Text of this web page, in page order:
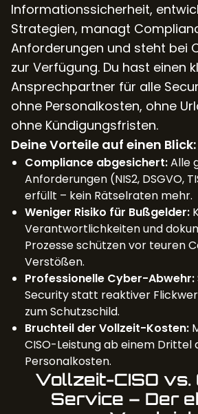
Informationssicherheit,
Strategien, managt
Anforderungen und steht bei
zur Verfügung. Du hast einen
Ansprechpartner für alle
ohne Personalkosten, ohne
ohne Kündigungsfristen.
Deine Vorteile auf einen Blick:
Compliance abgesichert:Alle
Anforderungen (NIS2, DSGVO,
erfüllt – kein Rätselraten mehr.
Weniger Risiko für Bußgelder:
Verantwortlichkeiten und
Prozesse schützen vor teuren
Verstößen.
Professionelle Cyber-Abwehr:
Security statt reaktiver
zum Schutzschild.
Bruchteil der Vollzeit-Kosten:
CISO-Leistung ab einem Drittel
Personalkosten.
Vollzeit-CISO vs.
Service – Der